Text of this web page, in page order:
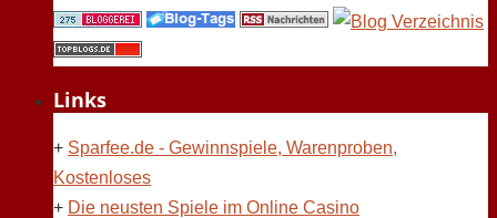
Links
+ Sparfee.de - Gewinnspiele, Warenproben,
Kostenloses
+ Die neusten Spiele im Online Casino